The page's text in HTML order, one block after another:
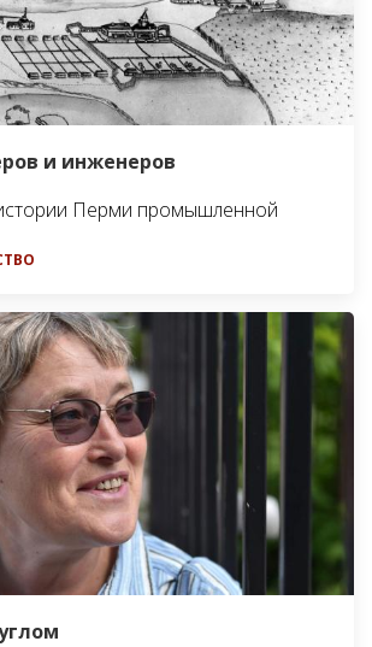
и инженеров
Перми промышленной